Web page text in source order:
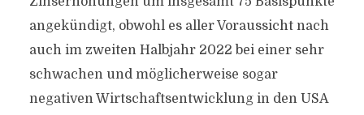
angekündigt, obwohl es aller Voraussicht nach
auch im zweiten Halbjahr 2022 bei einer sehr
schwachen und möglicherweise sogar
negativen Wirtschaftsentwicklung in den USA